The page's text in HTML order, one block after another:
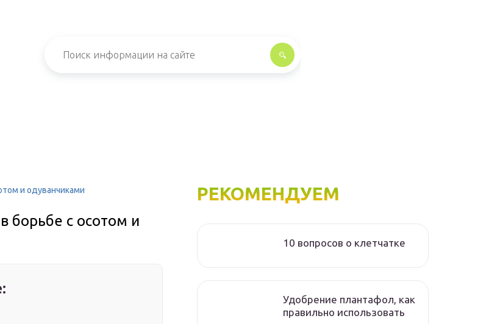
и одуванчиками
борьбе с осотом и
РЕКОМЕНДУЕМ
10 вопросов о клетчатке
Удобрение плантафол, как
правильно использовать